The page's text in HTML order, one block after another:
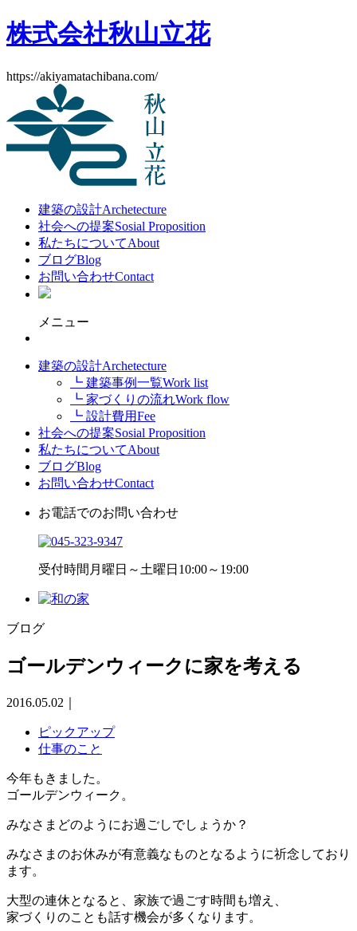
株式会社秋山立花
https://akiyamatachibana.com/
建築の設計Archetecture
社会への提案Sosial Proposition
私たちについてAbout
ブログBlog
お問い合わせContact
メニュー
建築の設計Archetecture
┗ 建築事例一覧Work list
┗ 家づくりの流れWork flow
┗ 設計費用Fee
社会への提案Sosial Proposition
私たちについてAbout
ブログBlog
お問い合わせContact
お電話でのお問い合わせ
受付時間 月曜日～土曜日10:00～19:00
ブログ
ゴールデンウィークに家を考える
2016.05.02
ピックアップ
仕事のこと
今年もきました。
ゴールデンウィーク。
みなさまどのようにお過ごしでしょうか？
みなさまのお休みが有意義なものとなるように祈念しており
ます。
大型の連休となると、家族で過ごす時間も増え、
家づくりのことも話す機会が多くなります。